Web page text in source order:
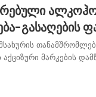
გასაღების
მარკების